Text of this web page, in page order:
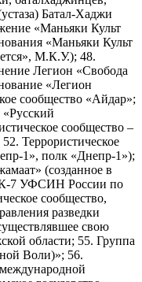
Батал-Хаджи
«Маньяки Культ
«Маньяки Культ
М.К.У.); 48.
Легион «Свобода
«Легион
сообщество «Айдар»;
«Русский
сообщество –
Террористическое
1», полк «Днепр-1»);
(созданное в
7 УФСИН России по
сообщество,
разведки
свою
области; 55. Группа
Воли)»; 56.